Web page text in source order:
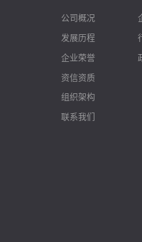
公司概况
发展历程
企业荣誉
资信资质
组织架构
联系我们